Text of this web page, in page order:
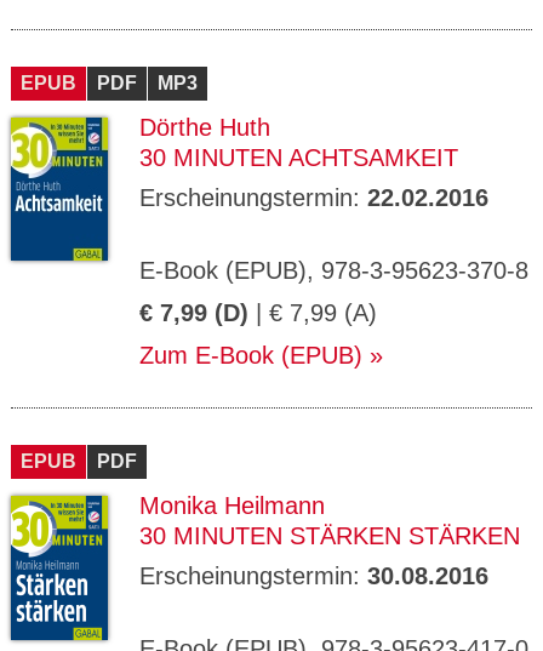
EPUB PDF MP3
Dörthe Huth
30 MINUTEN ACHTSAMKEIT
Erscheinungstermin: 22.02.2016
E-Book (EPUB), 978-3-95623-370-8
€ 7,99 (D) | € 7,99 (A)
Zum E-Book (EPUB)
EPUB PDF
Monika Heilmann
30 MINUTEN STÄRKEN STÄRKEN
Erscheinungstermin: 30.08.2016